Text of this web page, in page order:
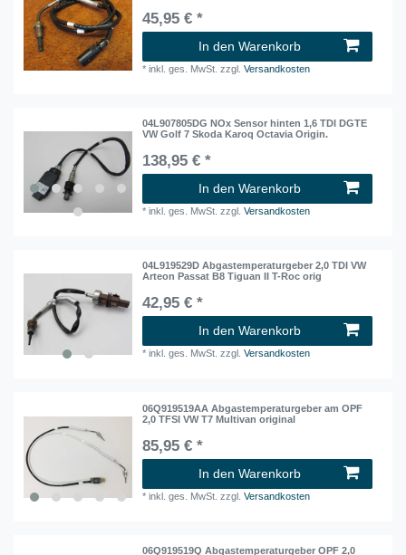
45,95 € *
In den Warenkorb
*inkl. ges. MwSt. zzgl.Versandkosten
04L907805DG NOx Sensor hinten 1,6 TDI DGTE
VW Golf 7 Skoda Karoq Octavia Origin.
138,95 € *
In den Warenkorb
*inkl. ges. MwSt. zzgl.Versandkosten
04L919529D Abgastemperaturgeber 2,0 TDI VW
Arteon Passat B8 Tiguan II T-Roc orig
42,95 € *
In den Warenkorb
*inkl. ges. MwSt. zzgl.Versandkosten
06Q919519AA Abgastemperaturgeber am OPF
2,0 TFSI VW T7 Multivan original
85,95 € *
In den Warenkorb
*inkl. ges. MwSt. zzgl.Versandkosten
06Q919519Q Abgastemperaturgeber OPF 2,0